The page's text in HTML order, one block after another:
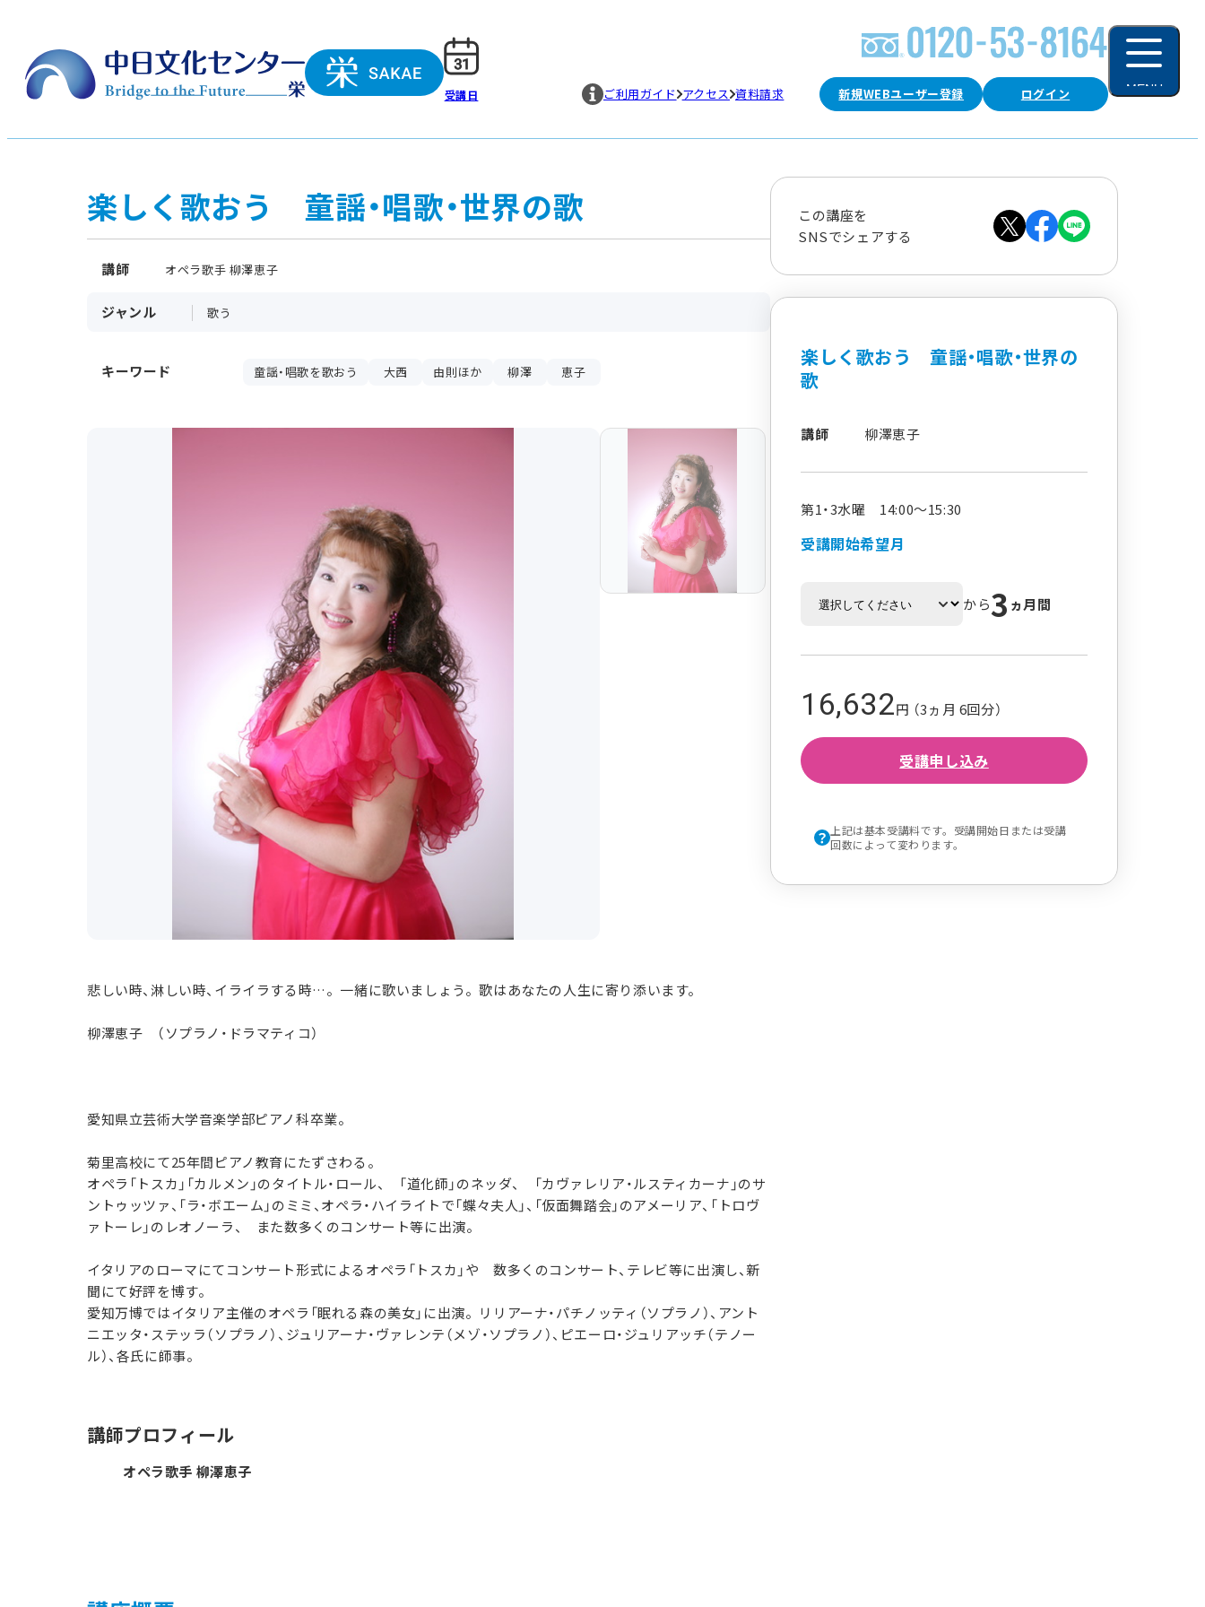
受講日 新規WEBユーザー登録 ログイン
ご利用ガイド アクセス 資料請求 MENU
楽しく歌おう 童謡・唱歌・世界の歌
講師 オペラ歌手 柳澤恵子
ジャンル 歌う
キーワード 童謡・唱歌を歌おう 大西 由則ほか 柳澤 恵子
悲しい時、淋しい時、イライラする時…。一緒に歌いましょう。歌はあなたの人生に寄り添います。
柳澤恵子 （ソプラノ・ドラマティコ）
愛知県立芸術大学音楽学部ピアノ科卒業。
菊里高校にて25年間ピアノ教育にたずさわる。
オペラ「トスカ」「カルメン」のタイトル・ロール、 「道化師」のネッダ、 「カヴァレリア・ルスティカーナ」のサ
ントゥッツァ、「ラ・ボエーム」のミミ、オペラ・ハイライトで「蝶々夫人」、「仮面舞踏会」のアメーリア、「トロヴ
ァトーレ」のレオノーラ、 また数多くのコンサート等に出演。
イタリアのローマにてコンサート形式によるオペラ「トスカ」や 数多くのコンサート、テレビ等に出演し、新
聞にて好評を博す。
愛知万博ではイタリア主催のオペラ「眠れる森の美女」に出演。リリアーナ・パチノッティ（ソプラノ）、アント
ニエッタ・ステッラ（ソプラノ）、ジュリアーナ・ヴァレンテ（メゾ・ソプラノ）、ピエーロ・ジュリアッチ（テノー
ル）、各氏に師事。
講師プロフィール
オペラ歌手 柳澤恵子
この講座を
SNSでシェアする
楽しく歌おう 童謡・唱歌・世界の
歌
講師 柳澤恵子
第1・3水曜 14:00～15:30
受講開始希望月
から3 ヵ月間
16,632円 （3ヵ月 6回分）
受講申し込み
上記は基本受講料です。受講開始日または受講
回数によって変わります。